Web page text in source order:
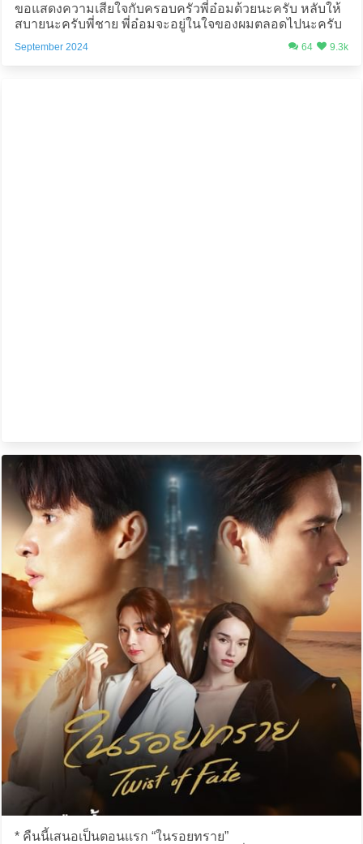
ขอแสดงความเสียใจกับครอบครัวพี่อ๋อมด้วยนะครับ หลับให้
สบายนะครับพี่ชาย พี่อ๋อมจะอยู่ในใจของผมตลอดไปนะครับ
September 2024 64 9.3k
* คืนนี้เสนอเป็นตอนเเรก “ในรอยทราย”